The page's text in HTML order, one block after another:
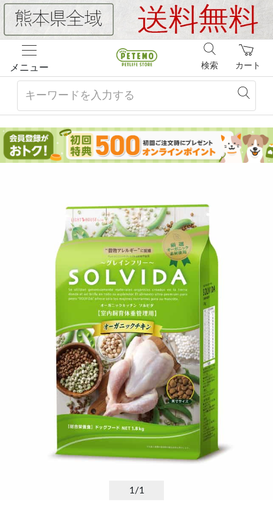
メニュー カート
検索
1/1